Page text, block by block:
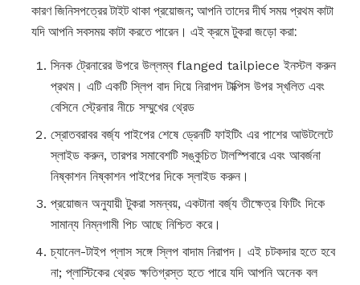
কারণ জিনিসপত্রের টাইট থাকা প্রয়োজন; আপনি তাদের দীর্ঘ সময় প্রথম কাটা
যদি আপনি সবসময় কাটা করতে পারেন। এই ক্রমে টুকরা জড়ো করা:
সিনক ট্রেনারের উপরে উল্লম্ব flanged tailpiece ইনস্টল করুন
প্রথম। এটি একটি স্লিপ বাদ দিয়ে নিরাপদ টাক্পিস উপর স্খলিত এবং
বেসিনে স্ট্রেনার নীচে সম্মুখের থ্রেড
স্রোতবরাবর বর্জ্য পাইপের শেষে ড্রেনটি ফাইটিং এর পাশের আউটলেটে
স্লাইড করুন, তারপর সমাবেশটি সঙ্কুচিত টালস্পিবারে এবং আবর্জনা
নিষ্কাশন নিষ্কাশন পাইপের দিকে স্লাইড করুন।
প্রয়োজন অনুযায়ী টুকরা সমন্বয়, একটানা বর্জ্য তীক্ষেত্র ফিটিং দিকে
সামান্য নিম্নগামী পিচ আছে নিশ্চিত করে।
চ্যানেল-টাইপ প্লাস সঙ্গে স্লিপ বাদাম নিরাপদ। এই চটকদার হতে হবে
না; প্লাস্টিকের থ্রেড ক্ষতিগ্রস্ত হতে পারে যদি আপনি অনেক বল